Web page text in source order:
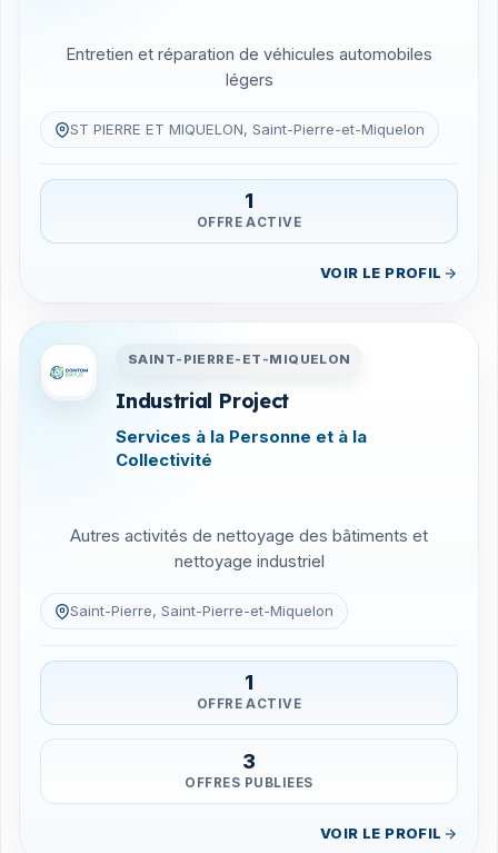
Entretien et réparation de véhicules automobiles
légers
ST PIERRE ET MIQUELON, Saint-Pierre-et-Miquelon
1
OFFRE ACTIVE
VOIR LE PROFIL
SAINT-PIERRE-ET-MIQUELON
Industrial Project
Services à la Personne et à la
Collectivité
Autres activités de nettoyage des bâtiments et
nettoyage industriel
Saint-Pierre, Saint-Pierre-et-Miquelon
1
OFFRE ACTIVE
3
OFFRES PUBLIEES
VOIR LE PROFIL